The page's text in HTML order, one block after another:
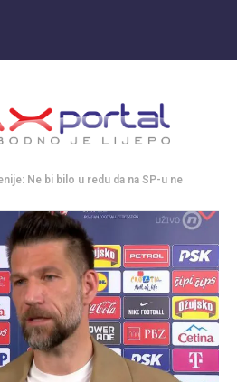
Ne bi bilo u redu da na SP-u ne